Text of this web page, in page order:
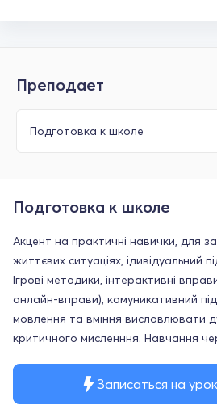
Преподает
Записаться на урок
Подготовка к школе
Акцент на практичні навички, для
життєвих ситуаціях, ідивідуальний
Ігрові методики, інтерактивні
онлайн-вправи), комуникативний
мовлення та вміння висловлювати
критичного мисленння. Навчання